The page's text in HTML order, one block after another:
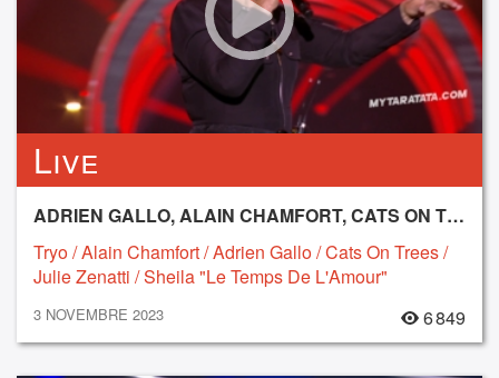
Live
ADRIEN GALLO, ALAIN CHAMFORT, CATS ON TREES, JULIE ZENATTI, SHEILA, TRYO
Tryo / Alain Chamfort / Adrien Gallo / Cats On Trees /
Julie Zenatti / Sheila "Le Temps De L'Amour"
3 NOVEMBRE 2023 6 849